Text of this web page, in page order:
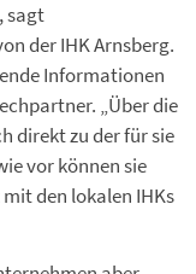
sagt
der IHK Arnsberg.
Informationen
„Über die
direkt zu der für sie
vor können sie
den lokalen IHKs